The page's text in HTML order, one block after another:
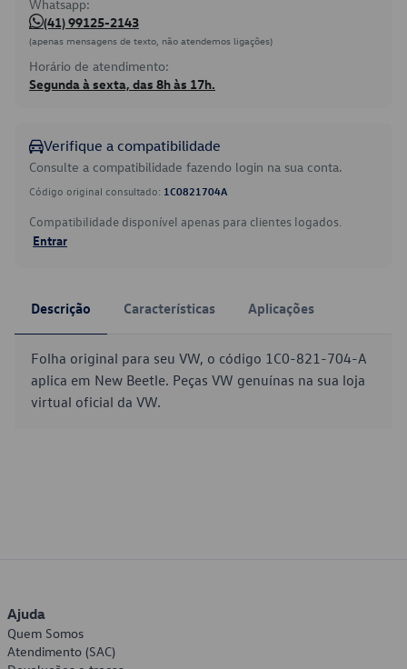
Whatsapp:
(41) 99125-2143
(apenas mensagens de texto, não atendemos ligações)
Horário de atendimento:
Segunda à sexta, das 8h às 17h.
Verifique a compatibilidade
Consulte a compatibilidade fazendo login na sua conta.
Código original consultado: 1C0821704A
Compatibilidade disponível apenas para clientes logados.
Entrar
Descrição Características Aplicações
Folha original para seu VW, o código 1C0-821-704-A
aplica em New Beetle. Peças VW genuínas na sua loja
virtual oficial da VW.
Ajuda
Quem Somos
Atendimento (SAC)